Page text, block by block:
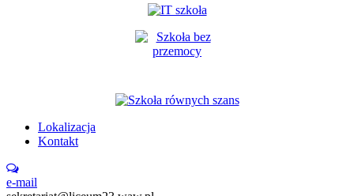
Lokalizacja
Kontakt
e-mail